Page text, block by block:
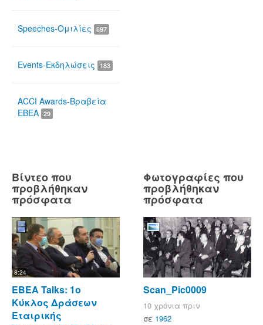
Speeches-Ομιλίες 897
Events-Εκδηλώσεις 183
ACCI Awards-Βραβεία
ΕΒΕΑ 29
Βίντεο που
προβλήθηκαν
πρόσφατα
8:24
ΕΒΕΑ Talks: 1ο
Κύκλος Δράσεων
Εταιρικής
Φωτογραφίες που
προβλήθηκαν
πρόσφατα
Scan_Pic0009
10 χρόνια πριν
σε 1962